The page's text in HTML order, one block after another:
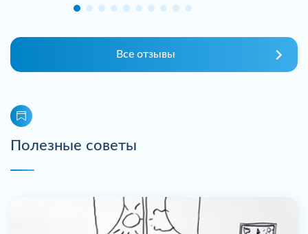
Все отзывы
Полезные советы